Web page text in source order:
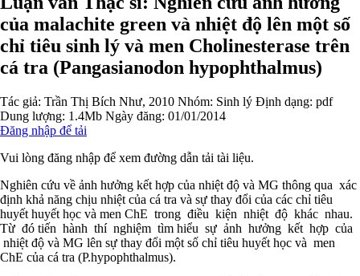
của malachite green và nhiệt độ lên một số
chỉ tiêu sinh lý và men Cholinesterase trên
cá tra (Pangasianodon hypophthalmus)
Tác giả: Trần Thị Bích Như, 2010 Nhóm: Sinh lý Định dạng: pdf
Dung lượng: 1.4Mb Ngày đăng: 01/01/2014
Đăng nhập để tải
Vui lòng đăng nhập để xem đường dẫn tải tài liệu.
Nghiên cứu về ảnh hưởng kết hợp của nhiệt độ và MG thông qua xác
định khả năng chịu nhiệt của cá tra và sự thay đổi của các chỉ tiêu
huyết huyết học và men ChE trong điều kiện nhiệt độ khác nhau.
Từ đó tiến hành thí nghiệm tìm hiểu sự ảnh hưởng kết hợp của
nhiệt độ và MG lên sự thay đổi một số chỉ tiêu huyết học và men
ChE của cá tra (P.hypophthalmus).